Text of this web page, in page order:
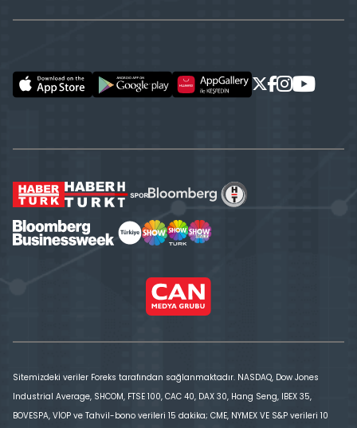
Sitemizdeki veriler Foreks tarafından sağlanmaktadır. NASDAQ, Dow Jones
Industrial Average, SHCOM, FTSE 100, CAC 40, DAX 30, Hang Seng, IBEX 35,
BOVESPA, VİOP ve Tahvil-bono verileri 15 dakika; CME, NYMEX VE S&P verileri 10